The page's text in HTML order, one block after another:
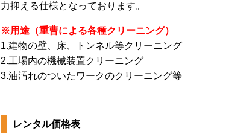
力抑える仕様となっております。
※用途（重曹による各種クリーニング）
1.建物の壁、床、トンネル等クリーニング
2.工場内の機械装置クリーニング
3.油汚れのついたワークのクリーニング等
レンタル価格表